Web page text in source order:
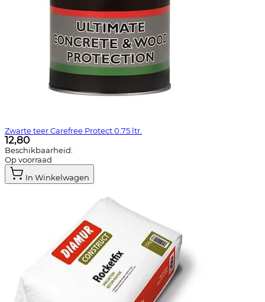
Zwarte teer Carefree Protect 0.75 ltr.
12,80
Beschikbaarheid:
Op voorraad
In Winkelwagen